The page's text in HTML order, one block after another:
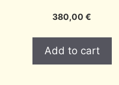
380,00€
Add to cart